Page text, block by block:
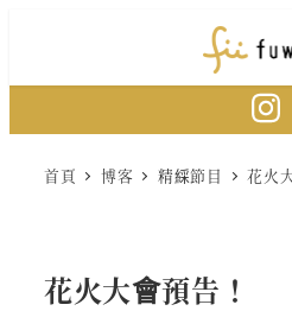
main
首頁 博客 精綵節目 花火
花火大會預告！